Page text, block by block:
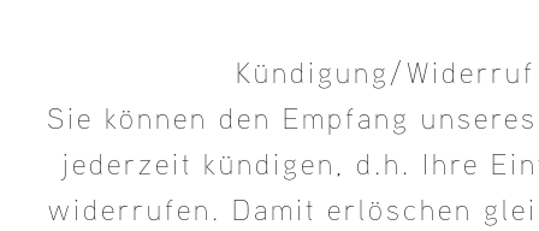
Kündigung/Widerruf
Sie können den Empfang
jederzeit kündigen, d.h. Ihre
widerrufen. Damit erlöschen